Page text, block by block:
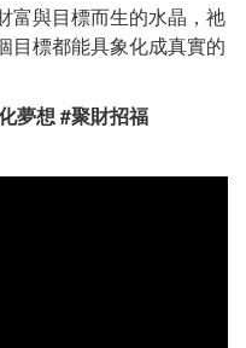
富與目標而生的水晶，祂
目標都能具象化成真實的
夢想 #聚財招福